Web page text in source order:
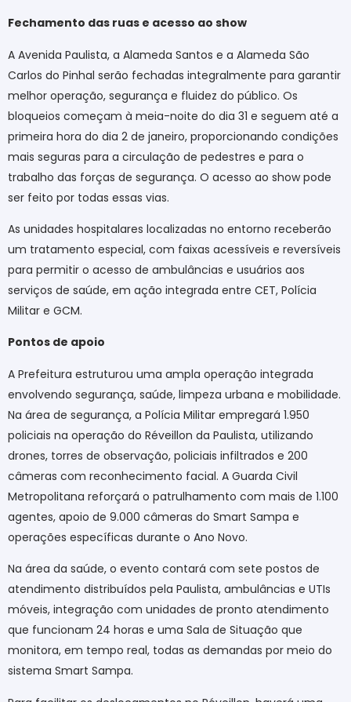
Fechamento das ruas e acesso ao show
A Avenida Paulista, a Alameda Santos e a Alameda São
Carlos do Pinhal serão fechadas integralmente para garantir
melhor operação, segurança e fluidez do público. Os
bloqueios começam à meia-noite do dia 31 e seguem até a
primeira hora do dia 2 de janeiro, proporcionando condições
mais seguras para a circulação de pedestres e para o
trabalho das forças de segurança. O acesso ao show pode
ser feito por todas essas vias.
As unidades hospitalares localizadas no entorno receberão
um tratamento especial, com faixas acessíveis e reversíveis
para permitir o acesso de ambulâncias e usuários aos
serviços de saúde, em ação integrada entre CET, Polícia
Militar e GCM.
Pontos de apoio
A Prefeitura estruturou uma ampla operação integrada
envolvendo segurança, saúde, limpeza urbana e mobilidade.
Na área de segurança, a Polícia Militar empregará 1.950
policiais na operação do Réveillon da Paulista, utilizando
drones, torres de observação, policiais infiltrados e 200
câmeras com reconhecimento facial. A Guarda Civil
Metropolitana reforçará o patrulhamento com mais de 1.100
agentes, apoio de 9.000 câmeras do Smart Sampa e
operações específicas durante o Ano Novo.
Na área da saúde, o evento contará com sete postos de
atendimento distribuídos pela Paulista, ambulâncias e UTIs
móveis, integração com unidades de pronto atendimento
que funcionam 24 horas e uma Sala de Situação que
monitora, em tempo real, todas as demandas por meio do
sistema Smart Sampa.